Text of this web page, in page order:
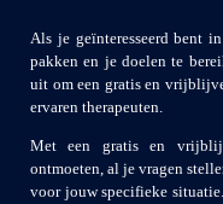
Als je geïnteresseerd bent
pakken en je doelen te
uit om een gratis en
ervaren therapeuten.
Met een gratis en
ontmoeten, al je vragen
voor jouw specifieke